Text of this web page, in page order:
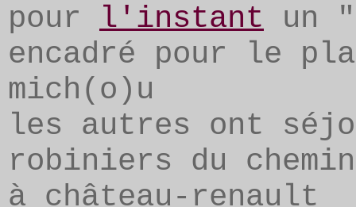
pour l'instant un
encadré pour le
mich(o)u
les autres ont
robiniers du
à château-renault